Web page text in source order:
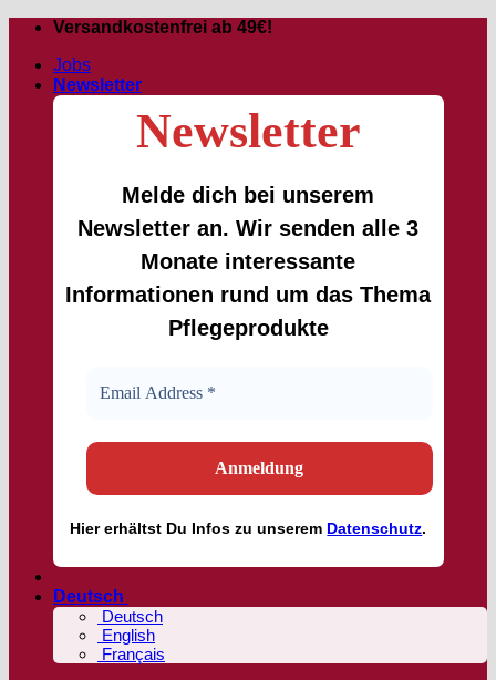
Zum
springen
Versandkostenfrei ab 49€!
Jobs
Newsletter
Newsletter
Melde dich bei unserem
Newsletter an. Wir senden alle 3
Monate interessante
Informationen rund um das Thema
Pflegeprodukte
Hiererhältst Du Infos zu unserem Datenschutz.
Deutsch
Deutsch
English
Français